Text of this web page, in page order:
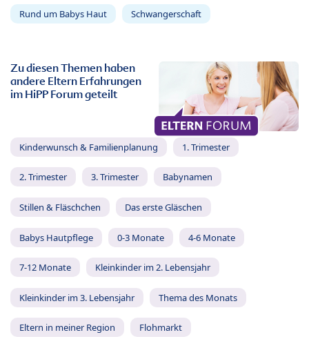
Rund um Babys Haut Schwangerschaft
Zu diesen Themen haben
andere Eltern Erfahrungen
im HiPP Forum geteilt
Kinderwunsch & Familienplanung 1. Trimester
2. Trimester 3. Trimester Babynamen
Stillen & Fläschchen Das erste Gläschen
Babys Hautpflege 0-3 Monate 4-6 Monate
7-12 Monate Kleinkinder im 2. Lebensjahr
Kleinkinder im 3. Lebensjahr Thema des Monats
Eltern in meiner Region Flohmarkt